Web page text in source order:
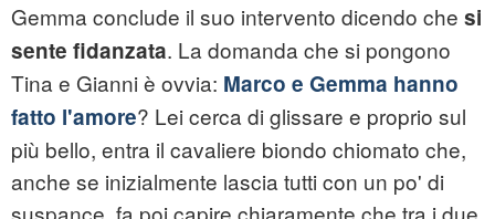
Gemma conclude il suo intervento dicendo che si
sente fidanzata. La domanda che si pongono
Tina e Gianni è ovvia: Marco e Gemma hanno
fatto l'amore? Lei cerca di glissare e proprio sul
più bello, entra il cavaliere biondo chiomato che,
anche se inizialmente lascia tutti con un po' di